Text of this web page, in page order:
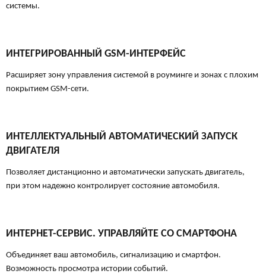
системы.
ИНТЕГРИРОВАННЫЙ GSM-ИНТЕРФЕЙС
Расширяет зону управления системой в роуминге и зонах с плохим
покрытием GSM-сети.
ИНТЕЛЛЕКТУАЛЬНЫЙ АВТОМАТИЧЕСКИЙ ЗАПУСК
ДВИГАТЕЛЯ
Позволяет дистанционно и автоматически запускать двигатель,
при этом надежно контролирует состояние автомобиля.
ИНТЕРНЕТ-СЕРВИС. УПРАВЛЯЙТЕ СО СМАРТФОНА
Объединяет ваш автомобиль, сигнализацию и смартфон.
Возможность просмотра истории событий.